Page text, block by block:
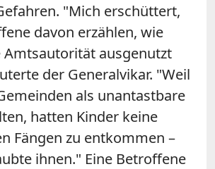
"Mich erschüttert,
davon erzählen, wie
Amtsautorität ausgenutzt
der Generalvikar. "Weil
als unantastbare
hatten Kinder keine
Fängen zu entkommen –
ihnen." Eine Betroffene